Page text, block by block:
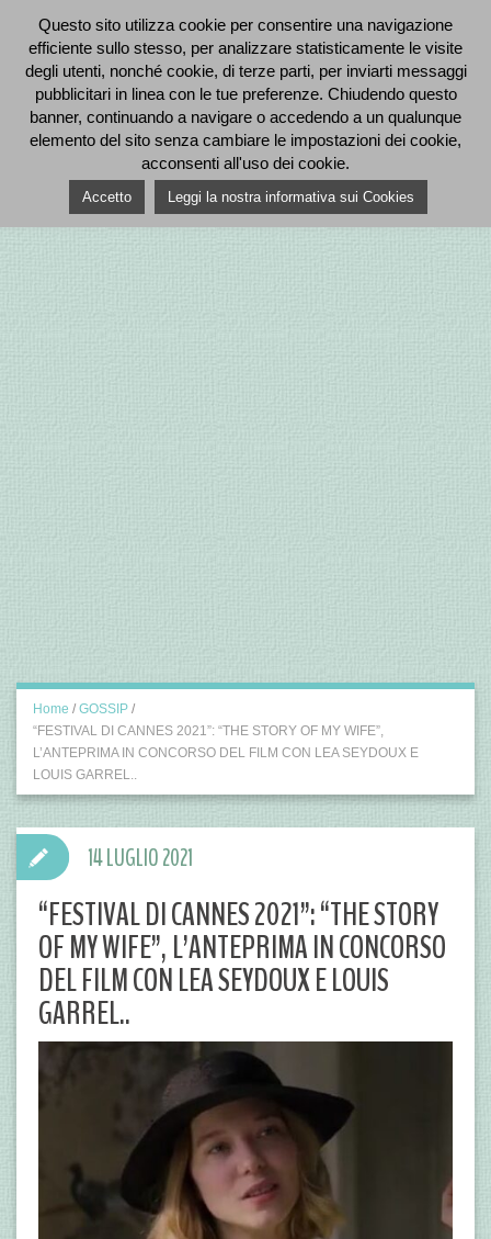
Home / GOSSIP /
“FESTIVAL DI CANNES 2021”: “THE STORY OF MY WIFE”,
L’ANTEPRIMA IN CONCORSO DEL FILM CON LEA SEYDOUX E
LOUIS GARREL..
“FESTIVAL DI CANNES 2021”: “THE STORY
OF MY WIFE”, L’ANTEPRIMA IN CONCORSO
DEL FILM CON LEA SEYDOUX E LOUIS
GARREL..
14 LUGLIO 2021
Questo sito utilizza cookie per consentire una navigazione
efficiente sullo stesso, per analizzare statisticamente le visite
degli utenti, nonché cookie, di terze parti, per inviarti messaggi
pubblicitari in linea con le tue preferenze. Chiudendo questo
banner, continuando a navigare o accedendo a un qualunque
elemento del sito senza cambiare le impostazioni dei cookie,
acconsenti all'uso dei cookie.
Accetto Leggi la nostra informativa sui Cookies